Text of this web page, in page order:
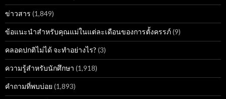
ข่าวสาร (1,849)
ข้อแนะนำสำหรับคุณแม่ในแต่ละเดือนของการตั้งครรภ์(9)
คลอดปกติไม่ได้ จะทำอย่างไร? (3)
ความรู้สำหรับนักศึกษา (1,918)
คำถามที่พบบ่อย (1,893)